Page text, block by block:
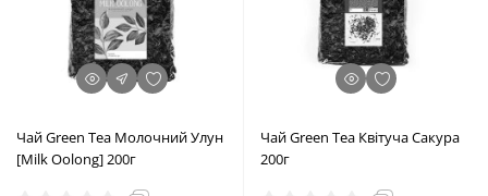
Чай Green Tea Молочний Улун
[Milk Oolong] 200г
Чай Green Tea Квітуча Сакура
200г